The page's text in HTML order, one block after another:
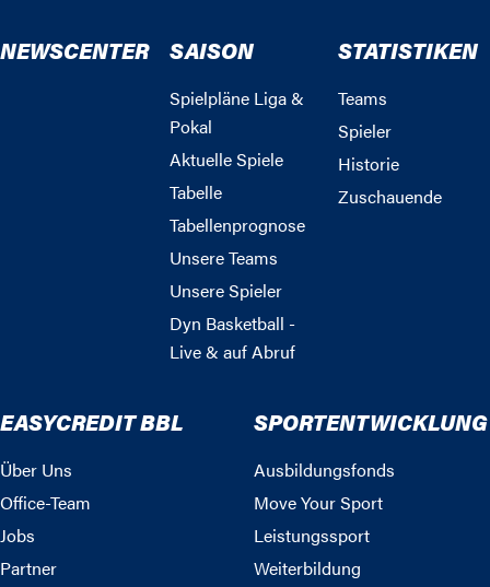
NEWSCENTER SAISON
Spielpläne Liga &
Pokal
Aktuelle Spiele
Tabelle
Tabellenprognose
Unsere Teams
Unsere Spieler
Dyn Basketball -
Live & auf Abruf
STATISTIKEN
Teams
Spieler
Historie
Zuschauende
EASYCREDIT BBL
Über Uns
Office-Team
Jobs
Partner
SPORTENTWICKLUNG
Ausbildungsfonds
Move Your Sport
Leistungssport
Weiterbildung